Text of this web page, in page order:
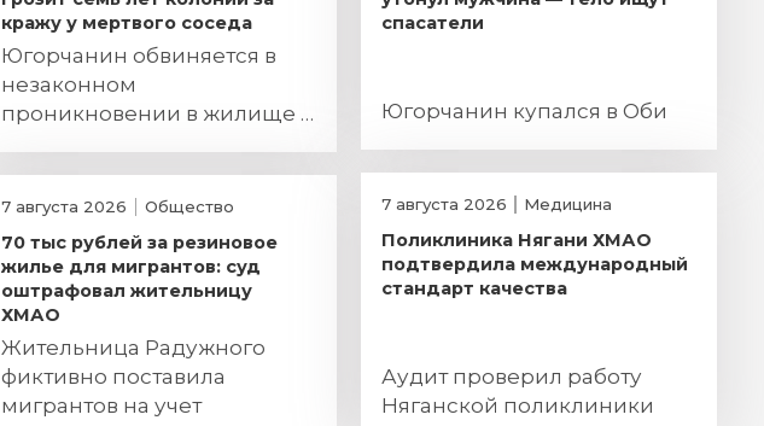
кражу у мертвого соседа
Югорчанин обвиняется в
незаконном
проникновении в жилище и
оружия
7 августа 2026 Общество
70 тыс рублей за резиновое
жилье для мигрантов: суд
оштрафовал жительницу
ХМАО
Жительница Радужного
фиктивно поставила
мигрантов на учет
спасатели
Югорчанин купался в Оби
7 августа 2026 Медицина
Поликлиника Нягани ХМАО
подтвердила международный
стандарт качества
Аудит проверил работу
Няганской поликлиники